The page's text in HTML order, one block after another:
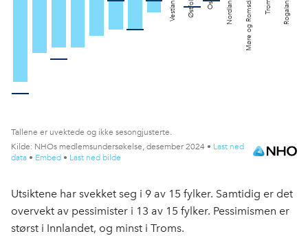
Utsiktene har svekket seg i 9 av 15 fylker. Samtidig er det
overvekt av pessimister i 13 av 15 fylker. Pessimismen er
størst i Innlandet, og minst i Troms.